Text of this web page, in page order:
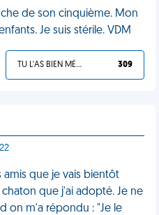
de son cinquième. Mon
Je suis stérile. VDM
TU L'AS BIEN MÉRITÉ 309
amis que je vais bientôt
que j'ai adopté. Je ne
on m'a répondu : "Je le